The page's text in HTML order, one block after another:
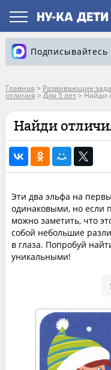
Главная > Развивающие
отличия >Для 5 лет>Найди
Найди
Эти два эльфа на
одинаковыми, но если
можно заметить, что
собой небольшие
в глаза. Попробуй
уникальными!